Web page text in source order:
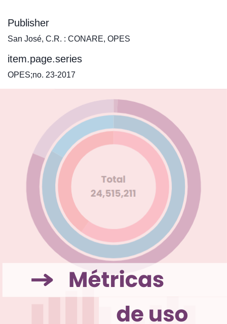
Publisher
San José, C.R. : CONARE, OPES
item.page.series
OPES;no. 23-2017